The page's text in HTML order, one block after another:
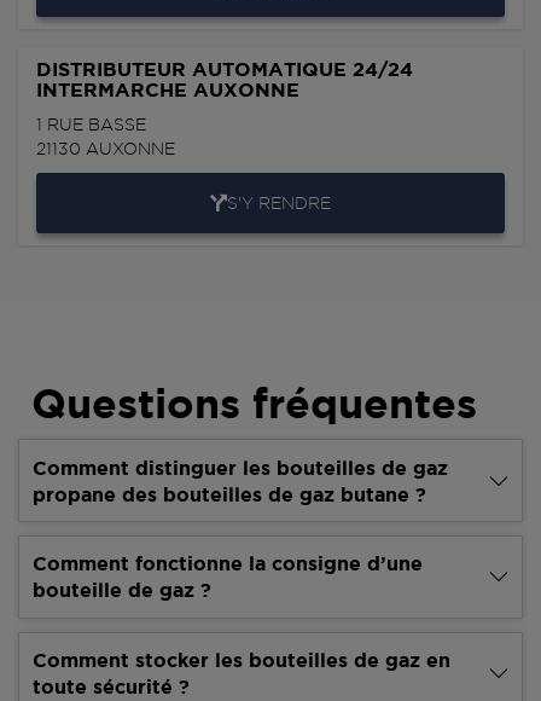
DISTRIBUTEUR AUTOMATIQUE 24/24
INTERMARCHE AUXONNE
1 RUE BASSE
21130 AUXONNE
S'Y RENDRE
Questions fréquentes
Comment distinguer les bouteilles de gaz
propane des bouteilles de gaz butane ?
Comment fonctionne la consigne d’une
bouteille de gaz ?
Comment stocker les bouteilles de gaz en
toute sécurité ?